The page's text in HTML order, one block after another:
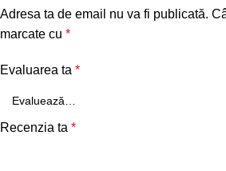
Adresa ta de email nu va fi publicată.
marcate cu *
Evaluarea ta *
Recenzia ta *